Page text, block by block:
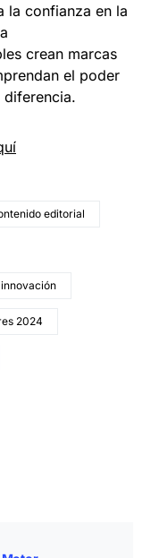
la confianza en la
crean marcas
el poder
diferencia.
editorial
2024